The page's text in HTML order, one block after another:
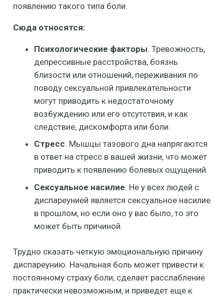
появлению такого типа боли.
Сюда относятся:
Психологические факторы. Тревожность,
депрессивные расстройства, боязнь
близости или отношений, переживания по
поводу сексуальной привлекательности
могут приводить к недостаточному
возбуждению или его отсутствия, и как
следствие, дискомфорта или боли.
Стресс. Мышцы тазового дна напрягаются
в ответ на стресс в вашей жизни, что может
приводить к появлению болевых ощущений.
Сексуальное насилие. Не у всех людей с
диспареунией является сексуальное насилие
в прошлом, но если оно у вас было, то это
может быть причиной.
Трудно сказать четкую эмоциональную причину
диспареунию. Начальная боль может привести к
постоянному страху боли, сделает расслабление
практически невозможным, и приведет еще к